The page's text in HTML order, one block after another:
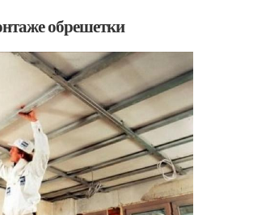
обрешетки